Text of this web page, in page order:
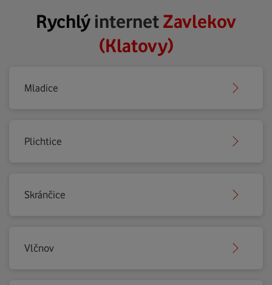
RychlýinternetZavlekov
(Klatovy)
Mladice
Plichtice
Skránčice
Vlčnov